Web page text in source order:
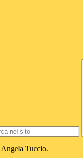
Tuccio.